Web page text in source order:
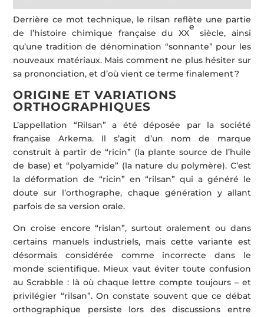
Derrière ce mot technique, le rilsan reflète une partie
de l’histoire chimique française du XX
e
siècle, ainsi
qu’une tradition de dénomination “sonnante” pour les
nouveaux matériaux. Mais comment ne plus hésiter sur
sa prononciation, et d’où vient ce terme finalement ?
ORIGINE ET VARIATIONS
ORTHOGRAPHIQUES
L’appellation “Rilsan” a été déposée par la société
française Arkema. Il s’agit d’un nom de marque
construit à partir de “ricin” (la plante source de l’huile
de base) et “polyamide” (la nature du polymère). C’est
la déformation de “ricin” en “rilsan” qui a généré le
doute sur l’orthographe, chaque génération y allant
parfois de sa version orale.
On croise encore “rislan”, surtout oralement ou dans
certains manuels industriels, mais cette variante est
désormais considérée comme incorrecte dans le
monde scientifique. Mieux vaut éviter toute confusion
au Scrabble : là où chaque lettre compte toujours – et
privilégier “rilsan”. On constate souvent que ce débat
orthographique persiste lors des discussions entre